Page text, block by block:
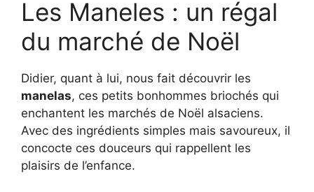
Les Maneles : un régal
du marché de Noël
Didier, quant à lui, nous fait découvrir les
manelas, ces petits bonhommes briochés qui
enchantent les marchés de Noël alsaciens.
Avec des ingrédients simples mais savoureux, il
concocte ces douceurs qui rappellent les
plaisirs de l’enfance.